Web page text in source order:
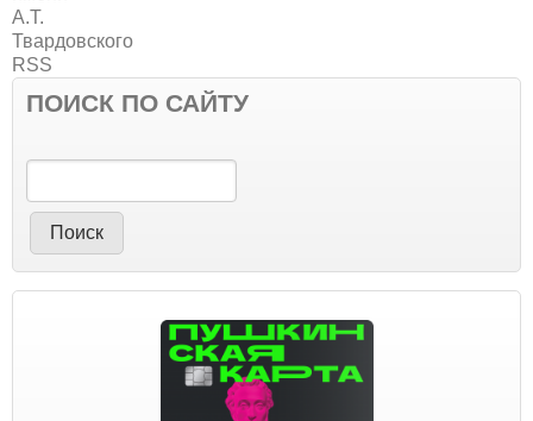
ПОИСК ПО САЙТУ
Поиск